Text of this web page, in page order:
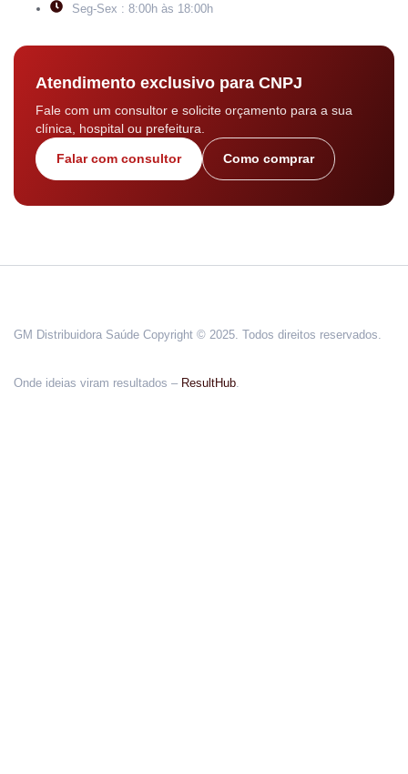
Seg-Sex : 8:00h às 18:00h
Atendimento exclusivo para CNPJ
Fale com um consultor e solicite orçamento para a sua
clínica, hospital ou prefeitura.
Falar com consultor Como comprar
GM Distribuidora Saúde Copyright © 2025. Todos direitos reservados.
Onde ideias viram resultados – ResultHub